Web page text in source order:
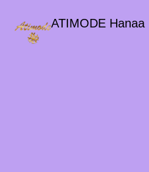
ATIMODE Hanaa